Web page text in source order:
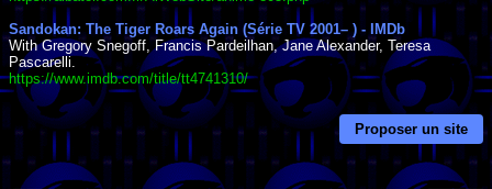
Sandokan: The Tiger Roars Again (Série TV 2001– ) - IMDb
With Gregory Snegoff, Francis Pardeilhan, Jane Alexander, Teresa
Pascarelli.
https://www.imdb.com/title/tt4741310/
Proposer un site